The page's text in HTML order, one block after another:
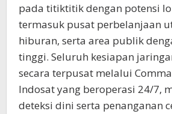
pada titiktitik dengan potensi
termasuk pusat perbelanjaan
hiburan, serta area publik
tinggi. Seluruh kesiapan
secara terpusat melalui
Indosat yang beroperasi 24/7,
deteksi dini serta penanganan